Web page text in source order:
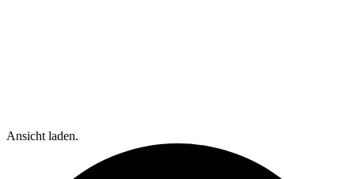
Ansicht laden.